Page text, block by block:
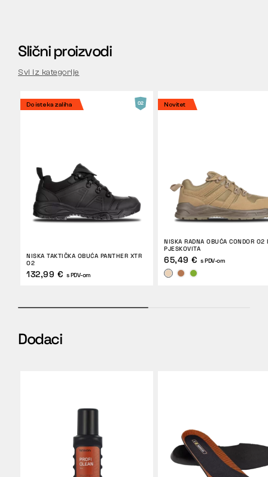
Slični proizvodi
Svi iz kategorije
Do isteka zaliha
NISKA TAKTIČKA OBUĆA PANTHER XTR
O2
132,99 € s PDV-om
Novitet
NISKA RADNA OBUĆA CONDOR O2
PJESKOVITA
65,49 € s PDV-om
Dodaci